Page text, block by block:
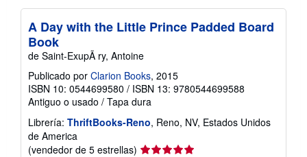
A Day with the Little Prince Padded Board
Book
de Saint-ExupÃ ry, Antoine
Publicado por Clarion Books, 2015
ISBN 10: 0544699580 / ISBN 13: 9780544699588
Antiguo o usado / Tapa dura
Librería: ThriftBooks-Reno, Reno, NV, Estados Unidos
de America
(vendedor de 5 estrellas) Calificación